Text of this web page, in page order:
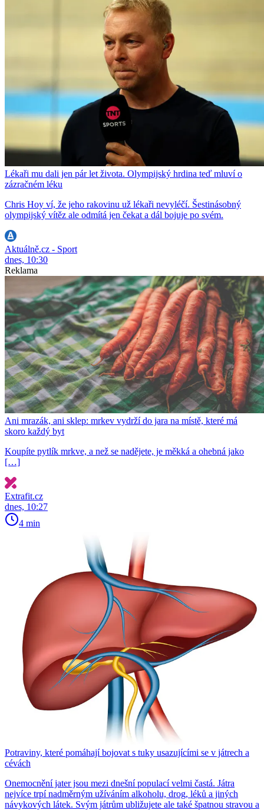
Lékaři mu dali jen pár let života. Olympijský hrdina teď mluví o
zázračném léku
Chris Hoy ví, že jeho rakovinu už lékaři nevyléčí. Šestinásobný
olympijský vítěz ale odmítá jen čekat a dál bojuje po svém.
Aktuálně.cz - Sport
dnes, 10:30
Reklama
Ani mrazák, ani sklep: mrkev vydrží do jara na místě, které má
skoro každý byt
Koupíte pytlík mrkve, a než se nadějete, je měkká a ohebná jako
[…]
Extrafit.cz
dnes, 10:27
4 min
Potraviny, které pomáhají bojovat s tuky usazujícími se v játrech a
cévách
Onemocnění jater jsou mezi dnešní populací velmi častá. Játra
nejvíce trpí nadměrným užíváním alkoholu, drog, léků a jiných
návykových látek. Svým játrům ubližujete ale také špatnou stravou a